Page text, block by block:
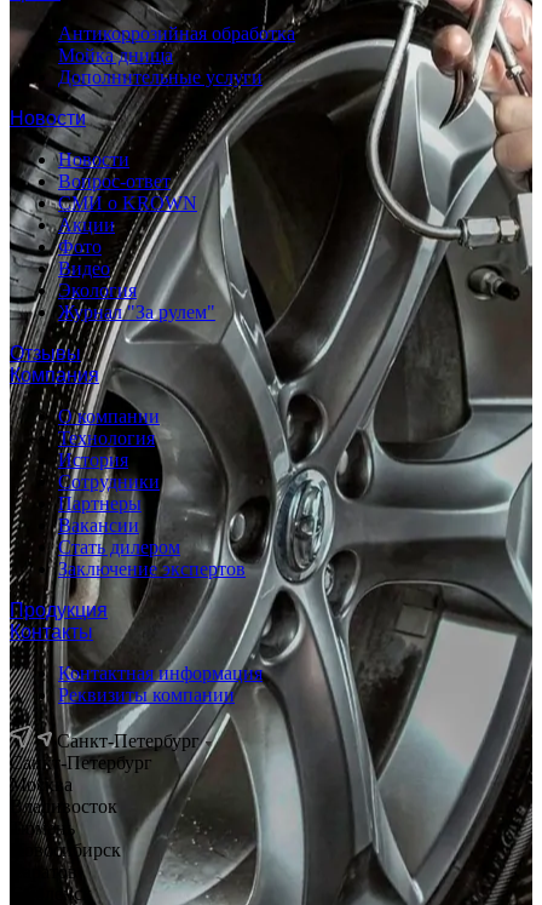
Антикоррозийная обработка
Мойка днища
Дополнительные услуги
Новости
Новости
Вопрос-ответ
СМИ о KROWN
Акции
Фото
Видео
Экология
Журнал "За рулем"
Отзывы
Компания
О компании
Технология
История
Сотрудники
Партнеры
Вакансии
Стать дилером
Заключение экспертов
Продукция
Контакты
Контактная информация
Реквизиты компании
Санкт-Петербург
Санкт-Петербург
Москва
Владивосток
Тюмень
Новосибирск
Саратов
Смоленск